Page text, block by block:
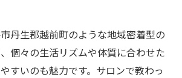
丹生郡越前町のような地域密着型の
個々の生活リズムや体質に合わせた
すいのも魅力です。サロンで教わっ